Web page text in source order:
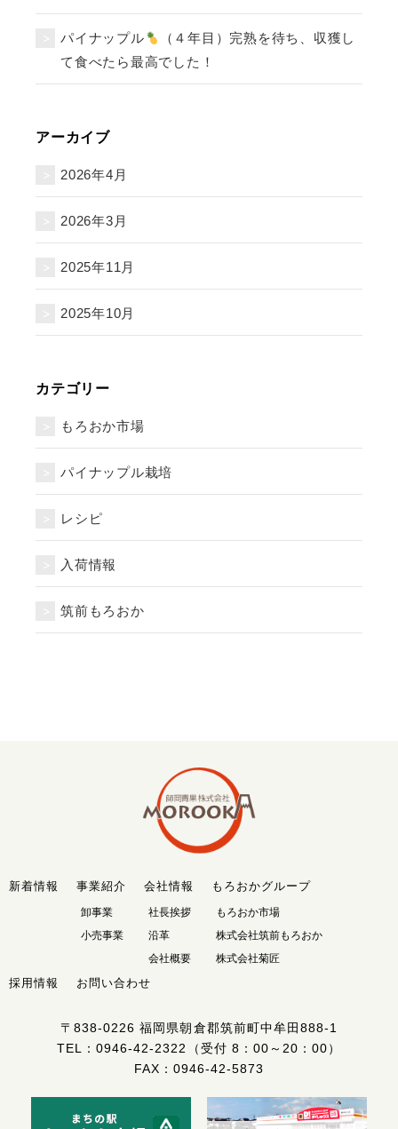
パイナップル
（４年目）完熟を待ち、収獲し
て食べたら最高でした！
アーカイブ
2026年4月
2026年3月
2025年11月
2025年10月
カテゴリー
もろおか市場
パイナップル栽培
レシピ
入荷情報
筑前もろおか
新着情報 事業紹介
卸事業
小売事業
会社情報
社長挨拶
沿革
会社概要
もろおかグループ
もろおか市場
株式会社筑前もろおか
株式会社菊匠
採用情報 お問い合わせ
〒838-0226福岡県朝倉郡筑前町中牟田888-1
TEL： 0946-42-2322
（受付 8：00～20：00）
FAX：0946-42-5873